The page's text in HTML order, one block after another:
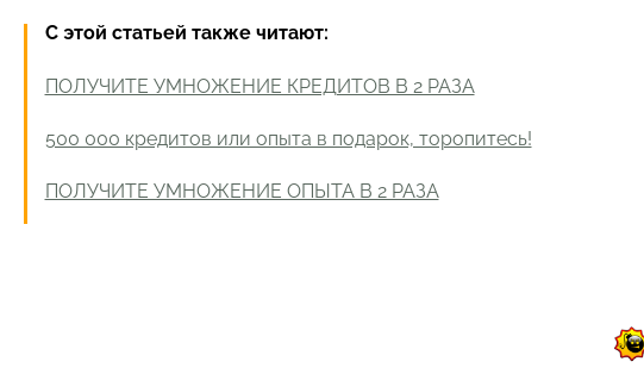
С этой статьей также читают:
ПОЛУЧИТЕ УМНОЖЕНИЕ КРЕДИТОВ В 2 РАЗА
500 000 кредитов или опыта в подарок, торопитесь!
ПОЛУЧИТЕ УМНОЖЕНИЕ ОПЫТА В 2 РАЗА